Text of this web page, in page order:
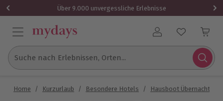
Über 9.000 unvergessliche Erlebnisse
Benutzerkonto
Suche nach Erlebnissen, Orten...
Home / Kurzurlaub / Besondere Hotels / Hausboot Übernachtung